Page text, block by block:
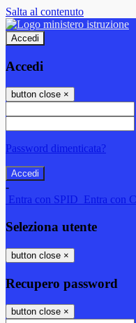
Salta al contenuto
Accedi
Accedi
button close ×
Password dimenticata?
-
Entra con SPID Entra con
Seleziona utente
button close ×
Recupero password
button close ×